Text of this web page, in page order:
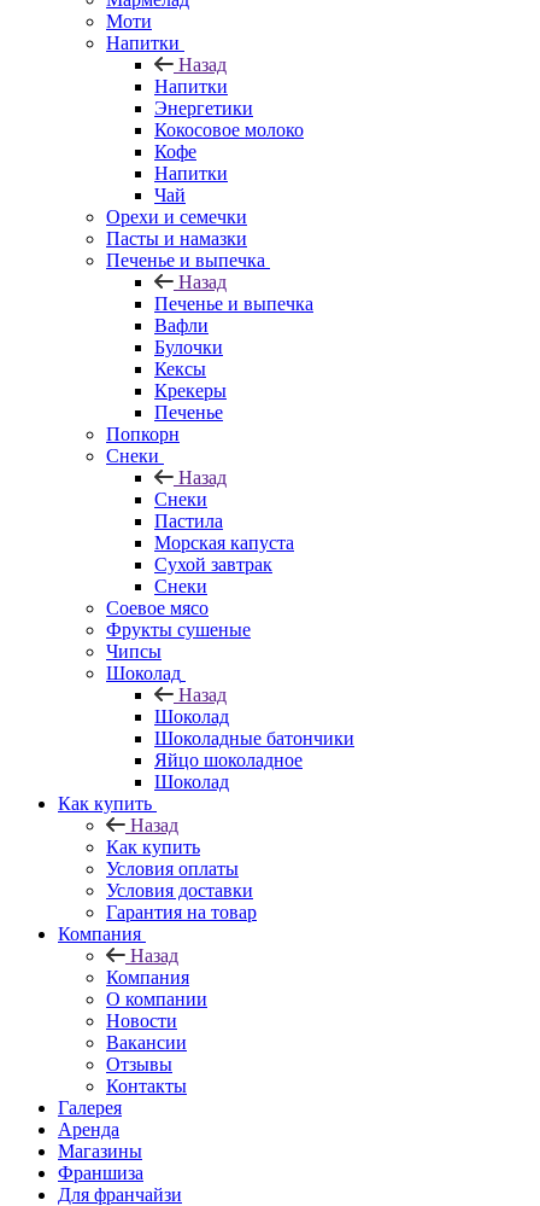
Моти
Напитки
Назад
Напитки
Энергетики
Кокосовое молоко
Кофе
Напитки
Чай
Орехи и семечки
Пасты и намазки
Печенье и выпечка
Назад
Печенье и выпечка
Вафли
Булочки
Кексы
Крекеры
Печенье
Попкорн
Снеки
Назад
Снеки
Пастила
Морская капуста
Сухой завтрак
Снеки
Соевое мясо
Фрукты сушеные
Чипсы
Шоколад
Назад
Шоколад
Шоколадные батончики
Яйцо шоколадное
Шоколад
Как купить
Назад
Как купить
Условия оплаты
Условия доставки
Гарантия на товар
Компания
Назад
Компания
О компании
Новости
Вакансии
Отзывы
Контакты
Галерея
Аренда
Магазины
Франшиза
Для франчайзи